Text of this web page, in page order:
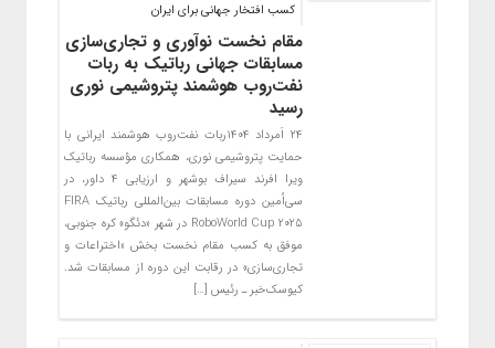
کسب افتخار جهانی برای ایران
مقام نخست نوآوری و تجاری‌سازی
مسابقات جهانی رباتیک به ربات
نفت‌روب هوشمند پتروشیمی نوری
رسید
۲۴ اَمرداد ۱۴۰۴ربات نفت‌روب هوشمند ایرانی با
حمایت پتروشیمی نوری، همکاری مؤسسه رباتیک
ویرا افرند سیراف بوشهر و ارزیابی ۴ داور، در
سی‌اُمین دوره مسابقات بین‌المللی رباتیک FIRA
RoboWorld Cup 2025 در شهر «دئگو» کره جنوبی،
موفق به کسب مقام نخست بخش «اختراعات و
تجاری‌سازی» در رقابت این دوره از مسابقات شد.
کیوسک‌خبر ـ رئیس […]